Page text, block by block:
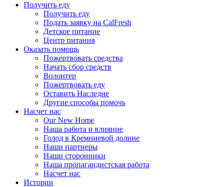
Получить еду
Получить еду
Подать заявку на CalFresh
Детское питание
Центр питания
Оказать помощь
Пожертвовать средства
Начать сбор средств
Волонтер
Пожертвовать еду
Оставить Наследие
Другие способы помочь
Насчет нас
Our New Home
Наша работа и влияние
Голод в Кремниевой долине
Наши партнеры
Наши сторонники
Наша пропагандистская работа
Насчет нас
Истории